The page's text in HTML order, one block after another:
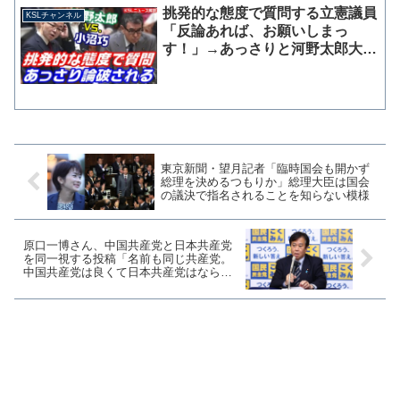
も30人以上が監禁されているとみられ未
成年者などをタイに...
KSLチャンネル
挑発的な態度で質問する立憲議員
「反論あれば、お願いしまっ
す！」→あっさりと河野太郎大臣
東京新聞・望月記者「臨時国会も開かず
総理を決めるつもりか」総理大臣は国会
の議決で指名されることを知らない模様
原口一博さん、中国共産党と日本共産党
を同一視する投稿「名前も同じ共産党。
中国共産党は良くて日本共産党はならぬ